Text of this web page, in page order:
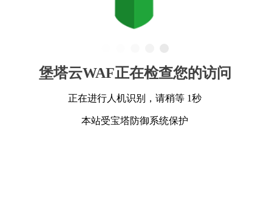
堡塔云WAF正在检查您的访问
正在进行人机识别，请稍等 1秒
本站受宝塔防御系统保护